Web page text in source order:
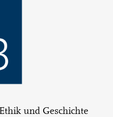
und Geschichte